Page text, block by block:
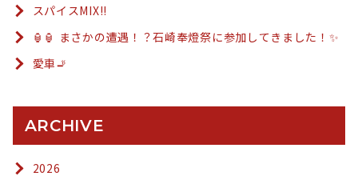
スパイスMIX!!
🏮🏮 まさかの遭遇！？石崎奉燈祭に参加してきました！✨
愛車🚬
ARCHIVE
2026